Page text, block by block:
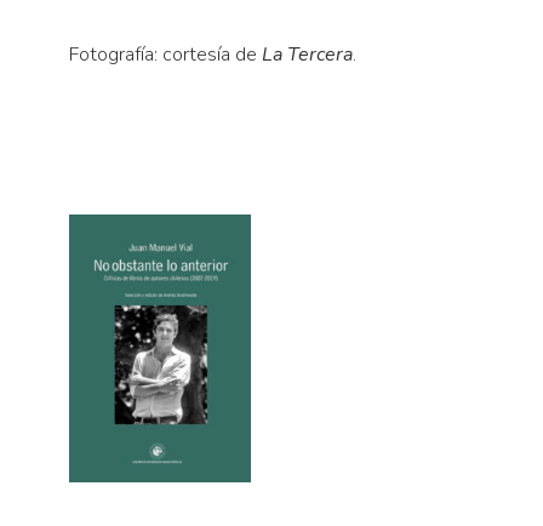
Fotografía: cortesía de La Tercera.